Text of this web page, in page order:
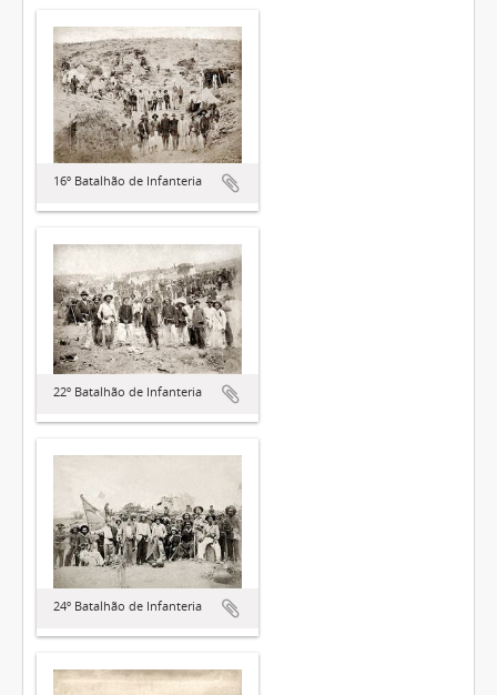
16º Batalhão de Infanteria
22º Batalhão de Infanteria
24º Batalhão de Infanteria